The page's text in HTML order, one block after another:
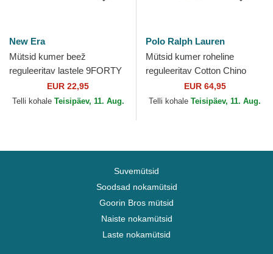
New Era
Mütsid kumer beež
reguleeritav lastele 9FORTY
Homefield New York
Yankees MLB New Era
EUR 22,95
Telli kohale Teisipäev, 11. Aug.
Polo Ralph Lauren
Mütsid kumer roheline
reguleeritav Cotton Chino
Classic Sport Polo Ralph
Lauren
EUR 64,95
Telli kohale Teisipäev, 11. Aug.
Suvemütsid
Soodsad nokamütsid
Goorin Bros mütsid
Naiste nokamütsid
Laste nokamütsid